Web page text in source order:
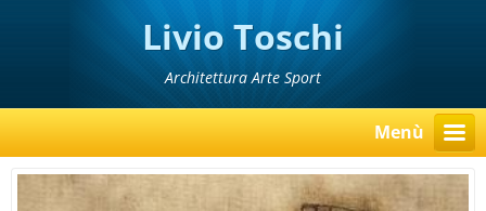
Livio Toschi
Architettura Arte Sport
Menù